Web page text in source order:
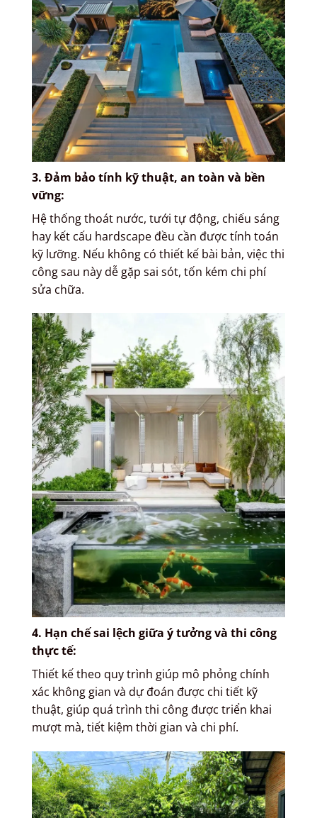
3. Đảm bảo tính kỹ thuật, an toàn và bền
vững:
Hệ thống thoát nước, tưới tự động, chiếu sáng
hay kết cấu hardscape đều cần được tính toán
kỹ lưỡng. Nếu không có thiết kế bài bản, việc thi
công sau này dễ gặp sai sót, tốn kém chi phí
sửa chữa.
4. Hạn chế sai lệch giữa ý tưởng và thi công
thực tế:
Thiết kế theo quy trình giúp mô phỏng chính
xác không gian và dự đoán được chi tiết kỹ
thuật, giúp quá trình thi công được triển khai
mượt mà, tiết kiệm thời gian và chi phí.